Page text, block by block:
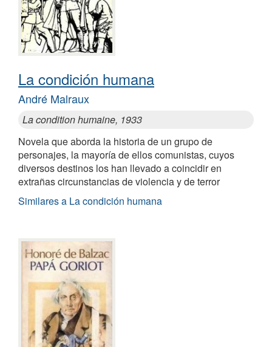
La condición humana
André Malraux
La condition humaine, 1933
Novela que aborda la historia de un grupo de
personajes, la mayoría de ellos comunistas, cuyos
diversos destinos los han llevado a coincidir en
extrañas circunstancias de violencia y de terror
Similares a La condición humana